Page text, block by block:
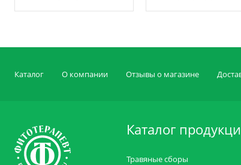
Каталог О компании Отзывы о магазине
Каталог
Травяные сборы